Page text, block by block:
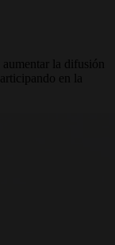
la difusión
en la